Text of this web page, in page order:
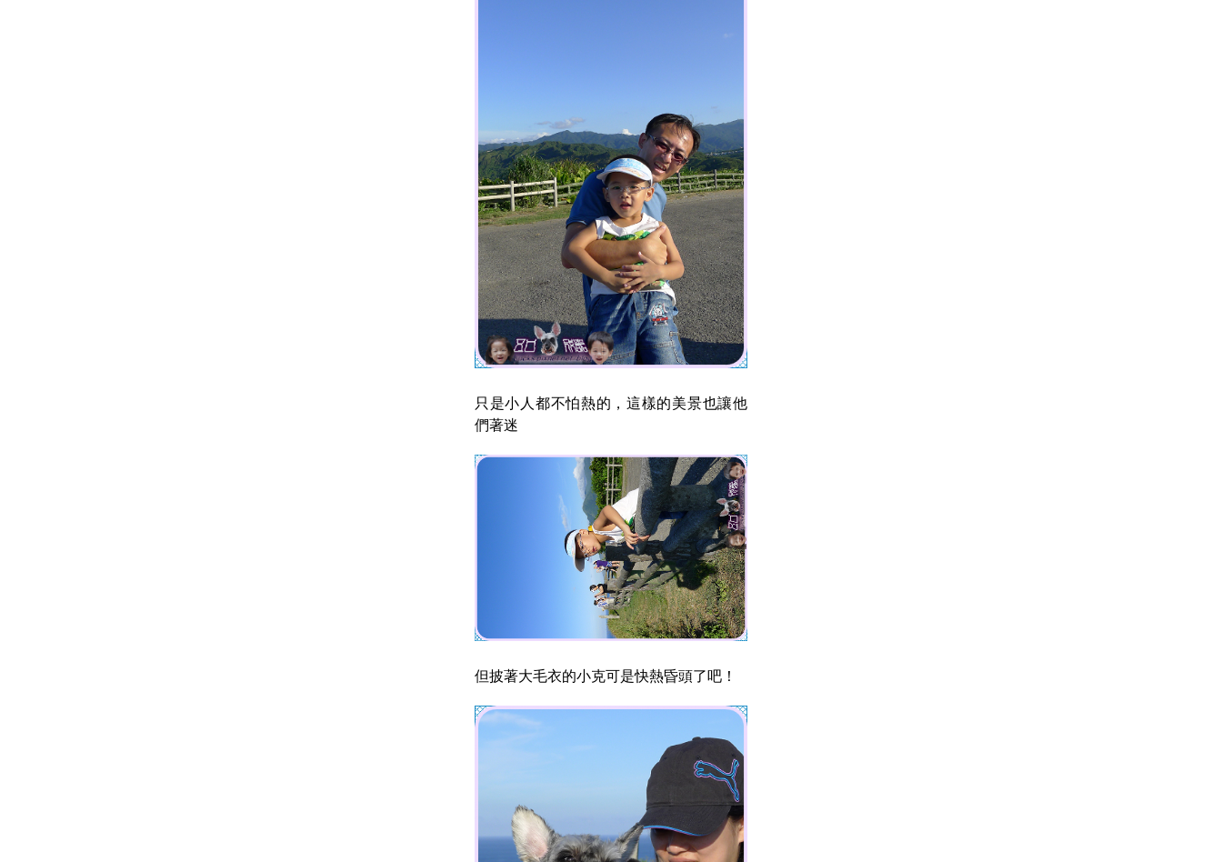
只是小人都不怕熱的，這樣的美景也讓他
們著迷
但披著大毛衣的小克可是快熱昏頭了吧！